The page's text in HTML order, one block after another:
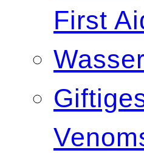
First